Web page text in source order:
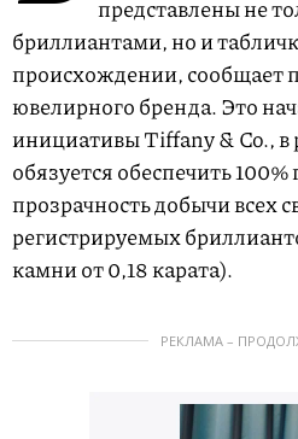
представлены не
бриллиантами, но и
происхождении, сообщает
ювелирного бренда. Это
инициативы Tiffany & Co., в
обязуется обеспечить
прозрачность добычи всех
регистрируемых
камни от 0,18 карата).
РЕКЛАМА –